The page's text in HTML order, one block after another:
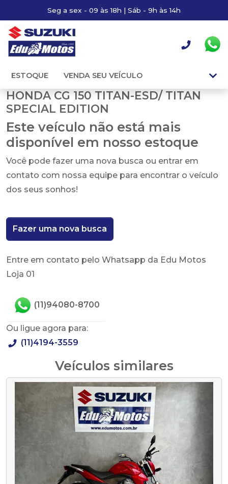
Seg a sex - 09 às 18h | Sáb - 9h às 14h
ESTOQUE VENDA SEU VEÍCULO
HONDA CG 150 TITAN-ESD/ TITAN
SPECIAL EDITION
Este veículo não está mais
disponível em nosso estoque
Você pode fazer uma nova busca ou entrar em
contato com nossa equipe para encontrar o veículo
dos seus sonhos!
Fazer uma nova busca
Entre em contato pelo Whatsapp da Edu Motos
Loja 01
(11)94080-8700
Ou ligue agora para:
(11)4194-3559
Veículos similares